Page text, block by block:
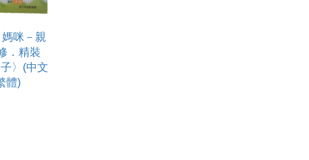
咪－親
．精裝
〉(中文
體)